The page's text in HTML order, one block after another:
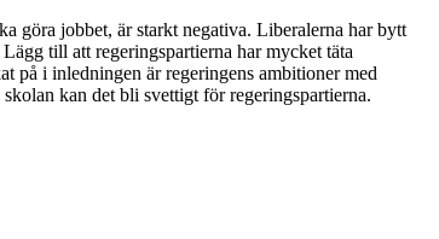
göra jobbet, är starkt negativa. Liberalerna har bytt
till att regeringspartierna har mycket täta
på i inledningen är regeringens ambitioner med
kan det bli svettigt för regeringspartierna.